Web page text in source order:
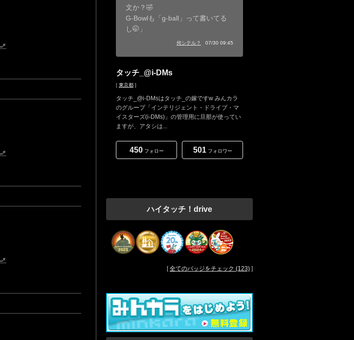
文か？🤣
G-Bowlも「g-ball」って書いてる
し🤭」
何シテル？ 07/30 09:45
タッチ_@i-DMs
[ 東京都 ]
タッチ_@i-DMsはタッチ_の嫁ですw みんカラ
のグループ「インテリジェント・ドライブ・マ
イスターズ(i-DMs)」の管理用に旦那が使ってい
ますが、アタシは...
450フォロー 501フォロワー
ハイタッチ！drive
[全てのバッジをチェック (123) ]